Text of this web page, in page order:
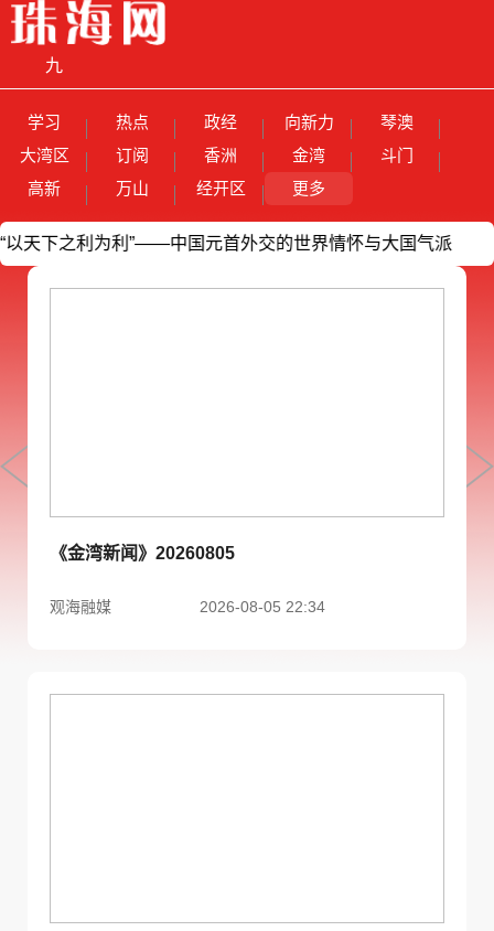
九
智
算
电子报 关于我们 网站声明 联系我们
学习 热点 政经 向新力
琴澳
大湾区
订阅 香洲 金湾
斗门
高新
万山 经开区 更多
下之利为利”——中国元首外交的世界情怀与大国气派
《金湾新闻》20260805
观海融媒 2026-08-05 22:34